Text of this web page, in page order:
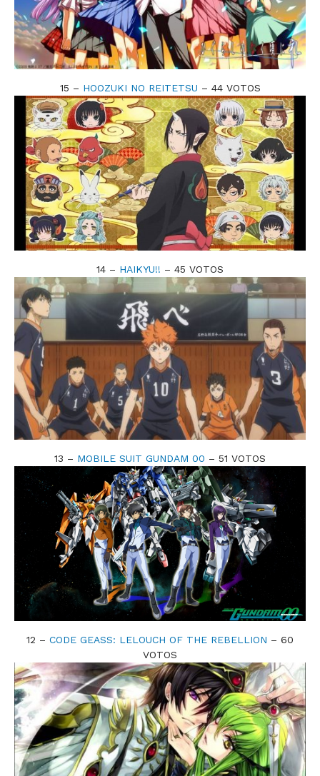
15 – HOOZUKI NO REITETSU – 44 VOTOS
14 – HAIKYU!! – 45 VOTOS
13 – MOBILE SUIT GUNDAM 00 – 51 VOTOS
12 – CODE GEASS: LELOUCH OF THE REBELLION – 60
VOTOS